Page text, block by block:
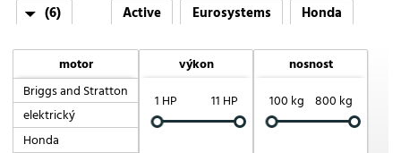
(6) Active Eurosystems
Honda
Lumag
Muck-Truck Scheppach
motor
Briggs and Stratton
elektrický
Honda
výkon
1 HP
11 HP
nosnost
100 kg 800 kg